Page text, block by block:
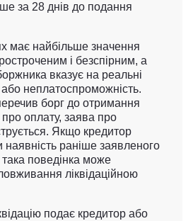
за 28 днів до подання
має найбільше значення
і безспірним, а
вказує на реальні
або неплатоспроможність.
борг до отримання
оплату, заява про
Якщо кредитор
раніше заявленого
поведінка може
ліквідаційною
подає кредитор або